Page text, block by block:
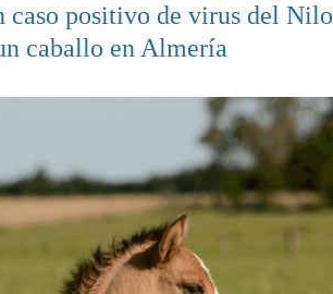
caso positivo de virus del Nilo
caballo en Almería